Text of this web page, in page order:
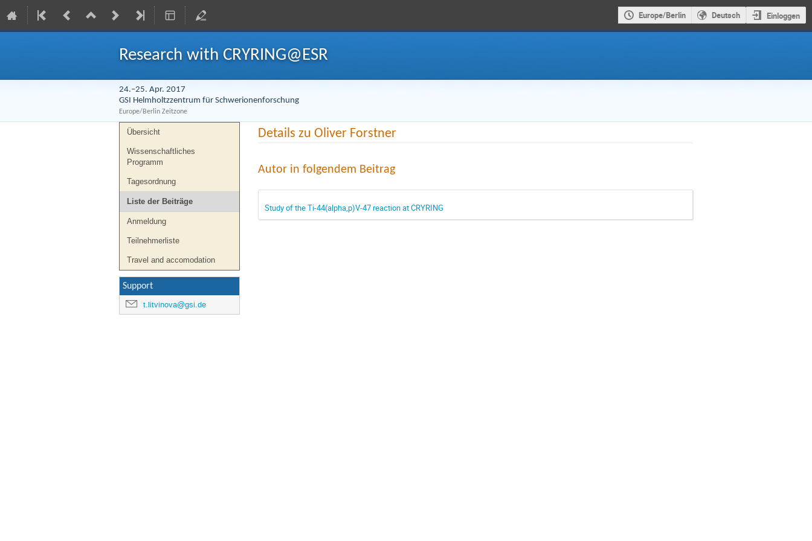
Europe/Berlin Deutsch Einloggen
Research with CRYRING@ESR
24.–25. Apr. 2017
GSI Helmholtzzentrum für Schwerionenforschung
Europe/Berlin Zeitzone
Veranstaltungsmenü
Übersicht
Wissenschaftliches
Programm
Tagesordnung
Liste der Beiträge
Anmeldung
Teilnehmerliste
Travel and accomodation
Support
t.litvinova@gsi.de
Details zu Oliver Forstner
Autor in folgendem Beitrag
Study of the Ti-44(alpha,p)V-47 reaction at CRYRING